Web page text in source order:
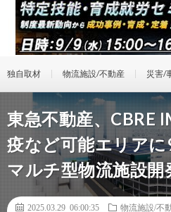
独自取材 物流施設/不動産 災害/
東急不動産、CBRE
疫など可能エリア
マルチ型物流施設開
2025.03.29 06:00:35
物流施設/不